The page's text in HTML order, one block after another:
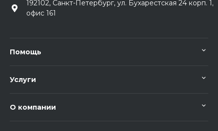
192102, Санкт-Петербург, ул. Бухарестская 24 корп. 1,
офис 161
Помощь
Услуги
О компании